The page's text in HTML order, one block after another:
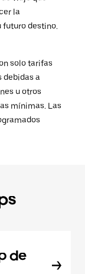
la
futuro destino.
solo tarifas
debidas a
u otros
mínimas. Las
de